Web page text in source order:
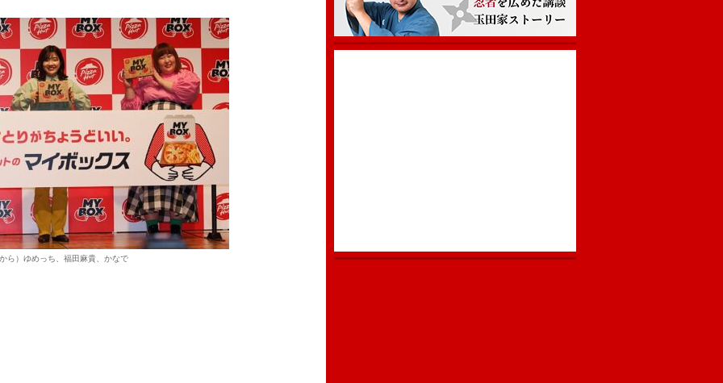
ら）ゆめっち、福田麻貴、かなで